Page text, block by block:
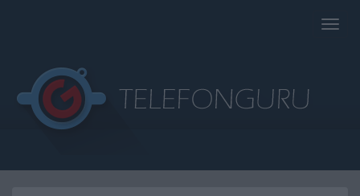
Toggle